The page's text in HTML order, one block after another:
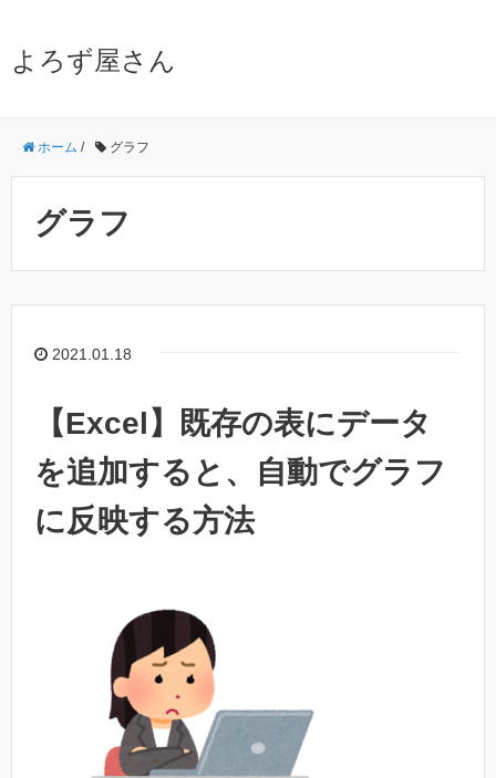
よろず屋さん
ホーム / グラフ
グラフ
2021.01.18
【Excel】既存の表にデータ
を追加すると、自動でグラフ
に反映する方法